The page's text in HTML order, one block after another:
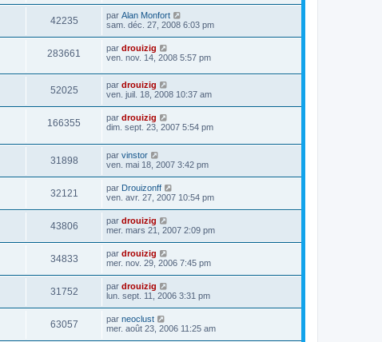
42235 par Alan Monfort
sam. déc. 27, 2008 6:03 pm
283661 par drouizig
ven. nov. 14, 2008 5:57 pm
52025 par drouizig
ven. juil. 18, 2008 10:37 am
166355 par drouizig
dim. sept. 23, 2007 5:54 pm
31898 par vinstor
ven. mai 18, 2007 3:42 pm
32121 par Drouizonff
ven. avr. 27, 2007 10:54 pm
43806 par drouizig
mer. mars 21, 2007 2:09 pm
34833 par drouizig
mer. nov. 29, 2006 7:45 pm
31752 par drouizig
lun. sept. 11, 2006 3:31 pm
63057 par neoclust
mer. août 23, 2006 11:25 am